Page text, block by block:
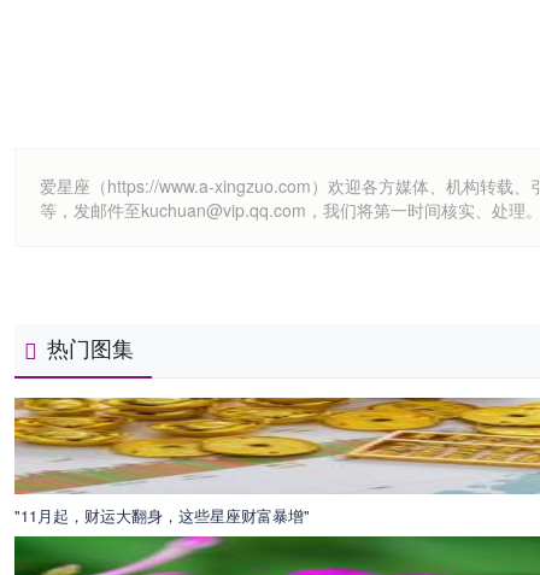
爱星座（https://www.a-xingzuo.com）欢迎各方媒体、机构转载
等，发邮件至kuchuan@vip.qq.com，我们将第一时间核实、处理
热门图集
"11月起，财运大翻身，这些星座财富暴增"